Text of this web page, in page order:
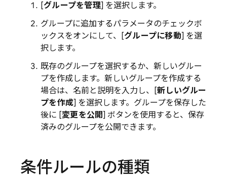
[グループを管理] を選択します。
グループに追加するパラメータのチェックボ
ックスをオンにして、[グループに移動] を選
択します。
既存のグループを選択するか、新しいグルー
プを作成します。新しいグループを作成する
場合は、名前と説明を入力し、[新しいグルー
プを作成] を選択します。グループを保存した
後に [変更を公開] ボタンを使用すると、保存
済みのグループを公開できます。
条件ルールの種類